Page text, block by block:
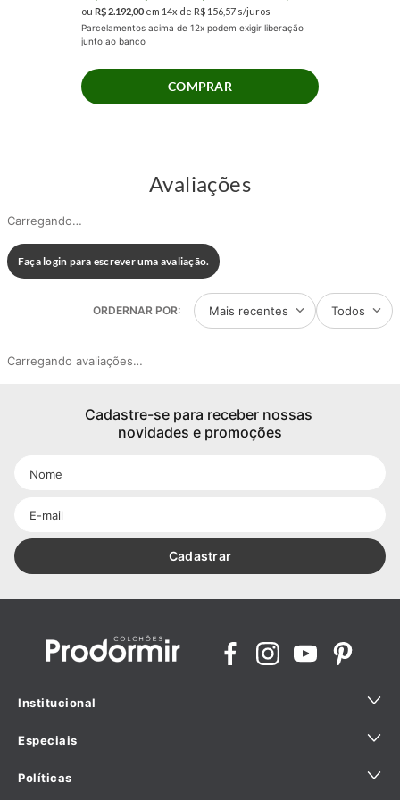
conforto e suporte. Escolha Prodormir.
ou R$2.19200 em 14x de R$ 156 57 s/juros
Parcelamentos acima de 12x podem exigir liberação
junto ao banco
COMPRAR
Avaliações
Carregando…
Faça login para escrever uma avaliação.
Mais recentes Todos
Carregando avaliações…
Cadastre-se para receber nossas
novidades e promoções
Cadastrar
Institucional
Quem Somos
Sustentabilidade
Especiais
Ajuda para comprar com especialista
Políticas